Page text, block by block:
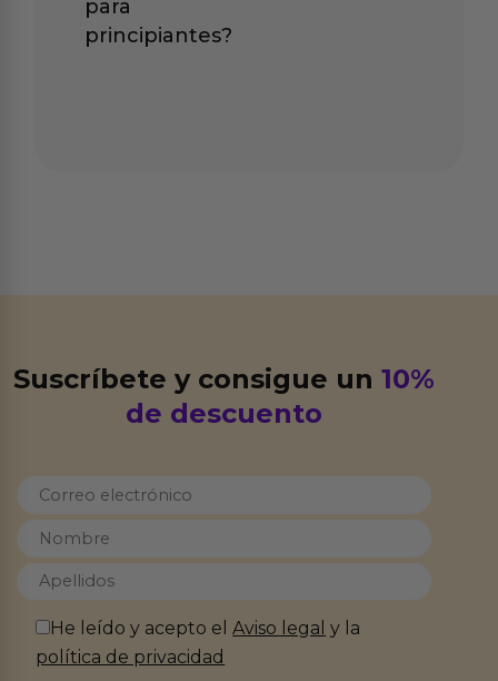
para
principiantes?
Suscríbete y consigue un10%
de descuento
He leído y acepto elAviso legal y la
política de privacidad